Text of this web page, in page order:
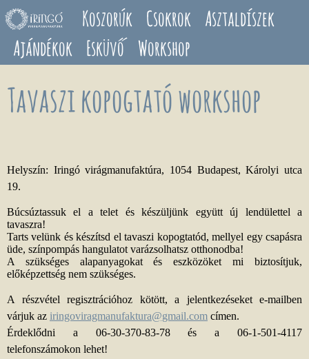
Ugrás a tartalomra Koszorúk Csokrok Asztaldíszek
Ajándékok Esküvő Workshop
Tavaszi kopogtató workshop
Helyszín: Iringó virágmanufaktúra, 1054 Budapest, Károlyi utca
19.
Búcsúztassuk el a telet és készüljünk együtt új lendülettel a
tavaszra!
Tarts velünk és készítsd el tavaszi kopogtatód, mellyel egy csapásra
üde, színpompás hangulatot varázsolhatsz otthonodba!
A szükséges alapanyagokat és eszközöket mi biztosítjuk,
előképzettség nem szükséges.
A részvétel regisztrációhoz kötött, a jelentkezéseket e-mailben
várjuk az iringoviragmanufaktura@gmail.com címen.
Érdeklődni a 06-30-370-83-78 és a 06-1-501-4117
telefonszámokon lehet!